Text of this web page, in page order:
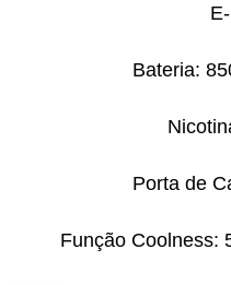
Bateria:
Porta de
Função Coolness: